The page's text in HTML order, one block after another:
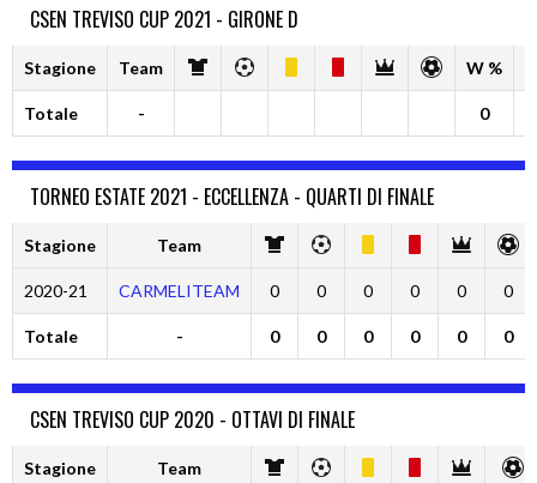
CSEN TREVISO CUP 2021 - GIRONE D
Stagione Team W %
Totale - 0
TORNEO ESTATE 2021 - ECCELLENZA - QUARTI DI FINALE
Stagione Team
2020-21 CARMELITEAM 0 0 0 0 0 0
Totale - 0 0 0 0 0 0
CSEN TREVISO CUP 2020 - OTTAVI DI FINALE
Stagione Team